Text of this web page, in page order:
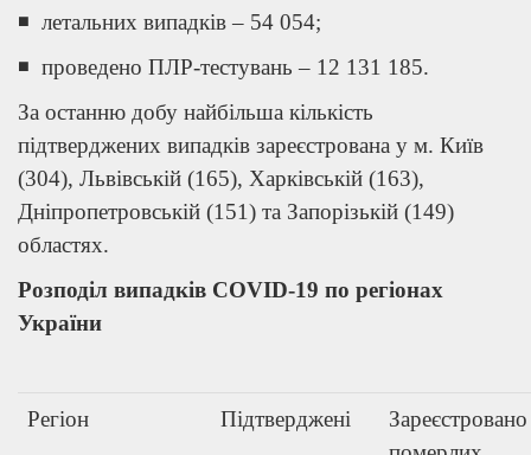
◾ летальних випадків – 54 054;
◾ проведено ПЛР-тестувань – 12 131 185.
За останню добу найбільша кількість
підтверджених випадків зареєстрована у м. Київ
(304), Львівській (165), Харківській (163),
Дніпропетровській (151) та Запорізькій (149)
областях.
Розподіл випадків COVID-19 по регіонах
України
Регіон Підтверджені
Зареєстровано